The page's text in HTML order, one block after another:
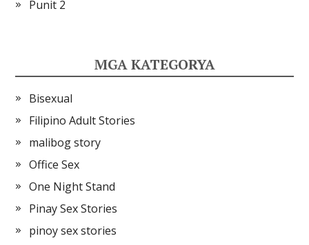
Punit 2
MGA KATEGORYA
Bisexual
Filipino Adult Stories
malibog story
Office Sex
One Night Stand
Pinay Sex Stories
pinoy sex stories